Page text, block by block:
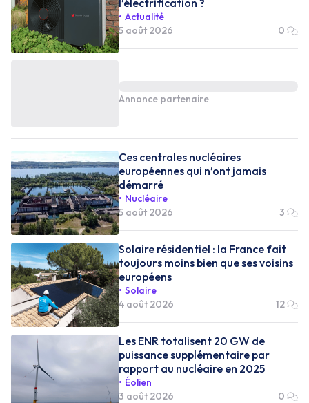
Actualité
5 août 2026
0
Annonce partenaire
Ces centrales nucléaires
européennes qui n’ont jamais
démarré
Nucléaire
5 août 2026
3
Solaire résidentiel : la France fait
toujours moins bien que ses voisins
européens
Solaire
4 août 2026
12
Les ENR totalisent 20 GW de
puissance supplémentaire par
rapport au nucléaire en 2025
Éolien
3 août 2026
0